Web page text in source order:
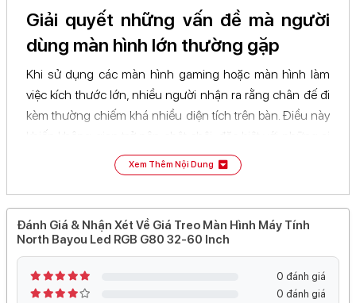
Tương thích màn hình
Tương thích
màn hình
32 - 60 inch
Giải quyết những vấn đề mà người
dùng màn hình lớn thường gặp
Khi sử dụng các màn hình gaming hoặc màn hình làm
việc kích thước lớn, nhiều người nhận ra rằng chân đế đi
kèm thường chiếm khá nhiều diện tích trên bàn. Điều này
khiến không gian trở nên chật chội, đặc biệt với những ai
sử dụng thêm bàn phím cơ, loa, micro hoặc các phụ kiện
Bên cạnh đó, việc màn hình được đặt cố định ở một vị trí
không phù hợp cũng có thể gây ra cảm giác mỏi cổ, đau
vai gáy sau nhiều giờ sử dụng. Không ít người còn lo lắng
về khả năng chịu tải của giá treo khi sử dụng với những
màn hình nặng hoặc kích thước lớn.
Xem Thêm Nội Dung
Đánh Giá & Nhận Xét Về Giá Treo Màn Hình Máy Tính
North Bayou Led RGB G80 32-60 Inch
0 đánh giá
0 đánh giá